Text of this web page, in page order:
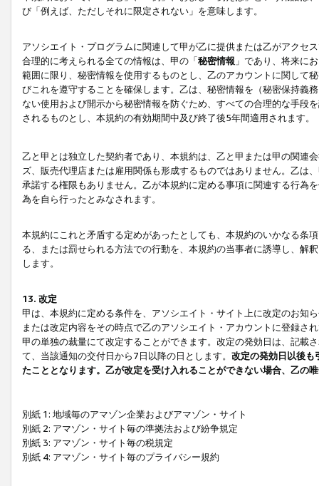
び「例えば、ただしそれに限定されない」を意味します。
アソシエイト・プログラムに関連して甲が乙に提供または乙がアクセ
合理的に考えられる全ての情報は、甲の「秘密情報 」であり、将来に
範囲に限り、秘密情報を使用するものとし、乙のアカウントに関して
びこれを遵守することを確保します。乙は、秘密情報を（秘密保持義
ない使用および開示から秘密情報を防ぐため、すべての合理的な手段
されるものとし、本規約の有効期間中及び終了後5年間適用されます。
乙と甲とは独立した契約者であり、本規約は、乙と甲または甲の関連
ズ、販売代理店または雇用関係も形成するものではありません。乙は
承諾する権限もありません。乙が本規約に定める事項に関連する行為
為を自ら行ったとみなされます。
本規約にこれと矛盾する定めがあったとしても、本規約のいかなる条
る、または罰せられる方法での行動を、本規約の当事者に誘導し、解
します。
13. 改定
甲は、本規約に定める条件を、アソシエイト・サイト上に改定のお知
または改定内容をその時点で乙のアソシエイト・アカウントに登録さ
甲の単独の裁量にて改定することができます。改定の発効日は、記載
て、当該通知の交付日から7日以降の日とします。 改定の発効日以後も
たこととなります。乙が改定を受け入れることができない場合、乙の
別紙 1: 地域毎のアマゾン企業およびアマゾン・サイト
別紙 2: アマゾン・サイト毎の準拠法および紛争規定
別紙 3: アマゾン・サイト毎の税規定
別紙 4: アマゾン・サイト毎のプライバシー規約